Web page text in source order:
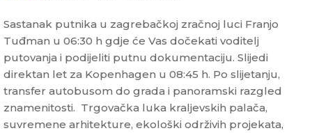
Sastanak putnika u zagrebačkoj zračnoj luci Franjo
Tuđman u 06:30 h gdje će Vas dočekati voditelj
putovanja i podijeliti putnu dokumentaciju. Slijedi
direktan let za Kopenhagen u 08:45 h. Po slijetanju,
transfer autobusom do grada i panoramski razgled
znamenitosti. Trgovačka luka kraljevskih palača,
suvremene arhitekture, ekološki održivih projekata,